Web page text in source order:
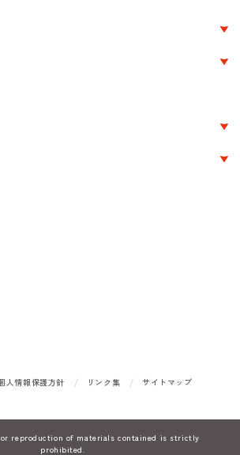
人情報保護方針 リンク集 サイトマップ
reproduction of materials contained is strictly
prohibited.